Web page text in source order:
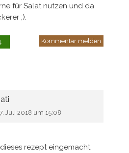
für Salat nutzen und da
;).
↓ Kommentar melden
Juli 2018 um 15:08
rezept eingemacht.